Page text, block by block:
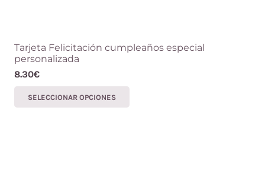
Tarjeta Felicitación cumpleaños especial
personalizada
8.30€
SELECCIONAR OPCIONES